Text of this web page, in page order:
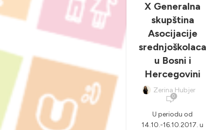
X Generalna
skupština
Asocijacije
srednjoškolaca
u Bosni i
Hercegovini
Zerina Hubjer
0
U periodu od
14.10.-16.10.2017. u